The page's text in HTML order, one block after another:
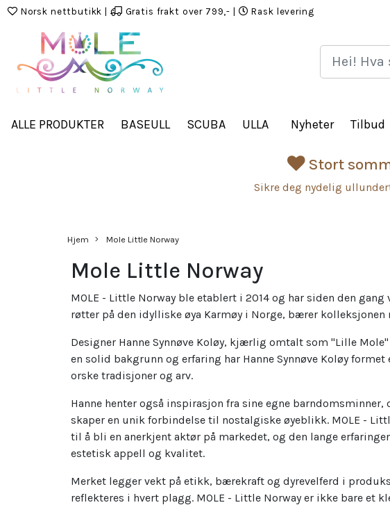
Norsk nettbutikk Gratis frakt over 799,- Rask levering
ALLE PRODUKTER BASEULL SCUBA ULLA Nyheter Tilbud
Stort
Sikre deg nydelig
Hjem Mole Little Norway
Mole Little Norway
MOLE - Little Norway ble etablert i 2014 og har siden den
røtter på den idylliske øya Karmøy i Norge, bærer
Designer Hanne Synnøve Koløy, kjærlig omtalt som "Lille
en solid bakgrunn og erfaring har Hanne Synnøve Koløy
orske tradisjoner og arv.
Hanne henter også inspirasjon fra sine egne
skaper en unik forbindelse til nostalgiske øyeblikk. MOLE -
til å bli en anerkjent aktør på markedet, og den lange
estetisk appell og kvalitet.
Merket legger vekt på etikk, bærekraft og dyrevelferd i
reflekteres i hvert plagg. MOLE - Little Norway er ikke bare et